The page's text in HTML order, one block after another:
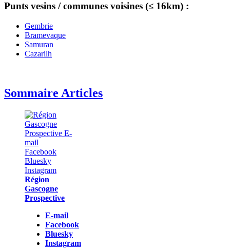
Punts vesins / communes voisines (≤ 16km) :
Gembrie
Bramevaque
Samuran
Cazarilh
Sommaire Articles
Région
Gascogne
Prospective
E-mail
Facebook
Bluesky
Instagram